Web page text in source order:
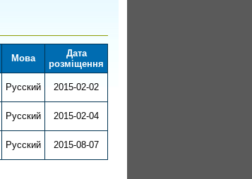
Мова
Дата
розміщення
Русский 2015-02-02
Русский 2015-02-04
Русский 2015-08-07